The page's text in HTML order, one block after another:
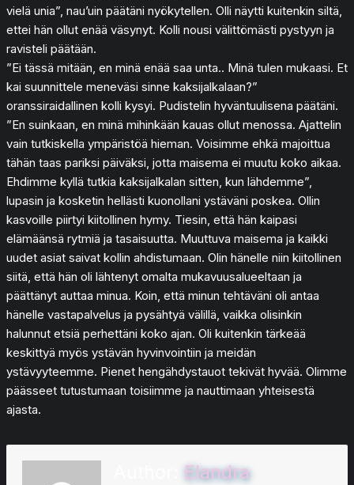
vielä unia”, nau’uin päätäni nyökytellen. Olli näytti kuitenkin siltä,
ettei hän ollut enää väsynyt. Kolli nousi välittömästi pystyyn ja
ravisteli päätään.
”Ei tässä mitään, en minä enää saa unta.. Minä tulen mukaasi. Et
kai suunnittele meneväsi sinne kaksijalkalaan?”
oranssiraidallinen kolli kysyi. Pudistelin hyväntuulisena päätäni.
”En suinkaan, en minä mihinkään kauas ollut menossa. Ajattelin
vain tutkiskella ympäristöä hieman. Voisimme ehkä majoittua
tähän taas pariksi päiväksi, jotta maisema ei muutu koko aikaa.
Ehdimme kyllä tutkia kaksijalkalan sitten, kun lähdemme”,
lupasin ja kosketin hellästi kuonollani ystäväni poskea. Ollin
kasvoille piirtyi kiitollinen hymy. Tiesin, että hän kaipasi
elämäänsä rytmiä ja tasaisuutta. Muuttuva maisema ja kaikki
uudet asiat saivat kollin ahdistumaan. Olin hänelle niin kiitollinen
siitä, että hän oli lähtenyt omalta mukavuusalueeltaan ja
päättänyt auttaa minua. Koin, että minun tehtäväni oli antaa
hänelle vastapalvelus ja pysähtyä välillä, vaikka olisinkin
halunnut etsiä perhettäni koko ajan. Oli kuitenkin tärkeää
keskittyä myös ystävän hyvinvointiin ja meidän
ystävyyteemme. Pienet hengähdystauot tekivät hyvää. Olimme
päässeet tutustumaan toisiimme ja nauttimaan yhteisestä
ajasta.
Elandra